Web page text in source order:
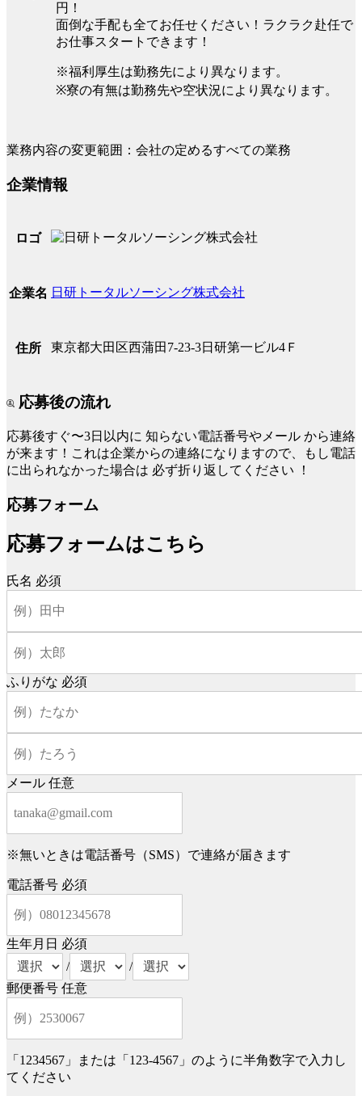
円！
面倒な手配も全てお任せください！ラクラク赴任で
お仕事スタートできます！
※福利厚生は勤務先により異なります。
※寮の有無は勤務先や空状況により異なります。
業務内容の変更範囲：会社の定めるすべての業務
企業情報
ロゴ
企業名 日研トータルソーシング株式会社
住所 東京都大田区西蒲田7-23-3日研第一ビル4Ｆ
応募後の流れ
応募後すぐ〜3日以内に 知らない電話番号やメール から連絡
が来ます！これは企業からの連絡になりますので、もし電話
に出られなかった場合は 必ず折り返してください ！
応募フォーム
応募フォームはこちら
氏名 必須
ふりがな 必須
メール 任意
※無いときは電話番号（SMS）で連絡が届きます
電話番号 必須
生年月日 必須
/
/
郵便番号 任意
「1234567」または「123-4567」のように半角数字で入力し
てください